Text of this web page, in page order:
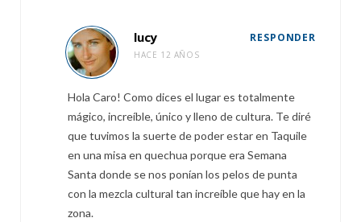
lucy
HACE 12 AÑOS
RESPONDER
Hola Caro! Como dices el lugar es totalmente
mágico, increíble, único y lleno de cultura. Te diré
que tuvimos la suerte de poder estar en Taquile
en una misa en quechua porque era Semana
Santa donde se nos ponían los pelos de punta
con la mezcla cultural tan increíble que hay en la
zona.